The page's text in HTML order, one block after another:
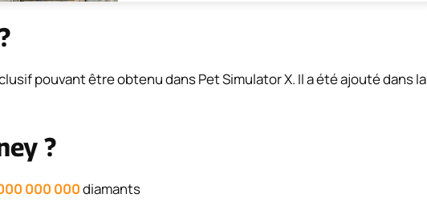
pouvant être obtenu dans Pet Simulator X. Il a été ajouté dans la
?
000 000diamants